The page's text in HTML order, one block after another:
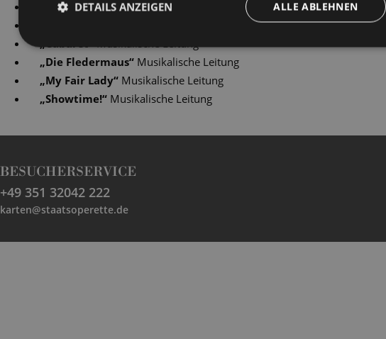
die lustige witwe“ Musikalische Leitung
„Cabaret“ Musikalische Leitung
„Die Fledermaus“ Musikalische Leitung
„My Fair Lady“ Musikalische Leitung
„Showtime!“ Musikalische Leitung
BESUCHERSERVICE
+49 351 32042 222
karten@staatsoperette.de
ALLE ABLEHNEN
DETAILS ANZEIGEN